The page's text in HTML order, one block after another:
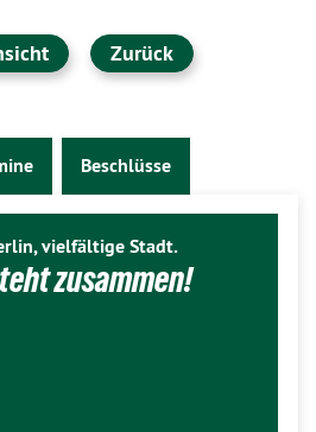
Zurück
Beschlüsse
vielfältige Stadt.
zusammen!